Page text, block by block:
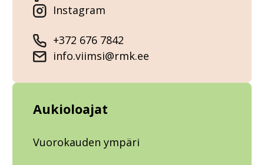
Instagram
+372 676 7842
info.viimsi@rmk.ee
Aukioloajat
Vuorokauden ympäri